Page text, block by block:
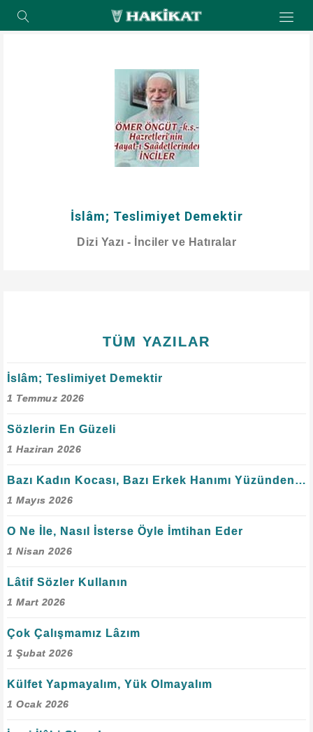
İslâm; Teslimiyet Demektir
Dizi Yazı - İnciler ve Hatıralar
TÜM YAZILAR
İslâm; Teslimiyet Demektir
1 Temmuz 2026
Sözlerin En Güzeli
1 Haziran 2026
Bazı Kadın Kocası, Bazı Erkek Hanımı Yüzünden Erer
1 Mayıs 2026
O Ne İle, Nasıl İsterse Öyle İmtihan Eder
1 Nisan 2026
Lâtif Sözler Kullanın
1 Mart 2026
Çok Çalışmamız Lâzım
1 Şubat 2026
Külfet Yapmayalım, Yük Olmayalım
1 Ocak 2026